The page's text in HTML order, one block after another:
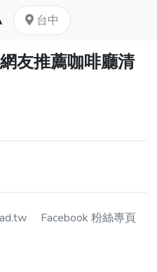
台中
網友推薦咖啡廳清
Facebook 粉絲專頁